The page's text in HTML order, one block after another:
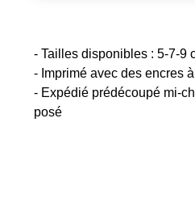
- Tailles disponibles : 5-7-9
- Imprimé avec des encres
- Expédié prédécoupé mi-
posé